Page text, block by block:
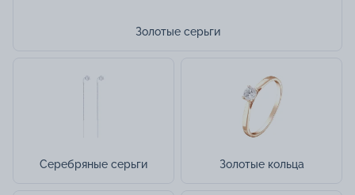
Золотые серьги
Серебряные серьги Золотые кольца